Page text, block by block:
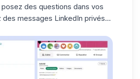
des questions dans vos
des messages LinkedIn privés...